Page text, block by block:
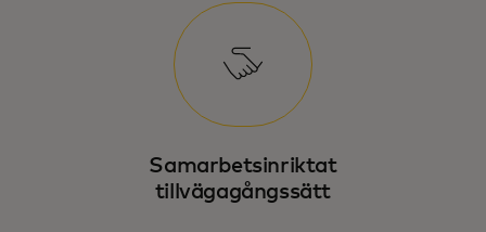
Samarbetsinriktat
tillvägagångssätt